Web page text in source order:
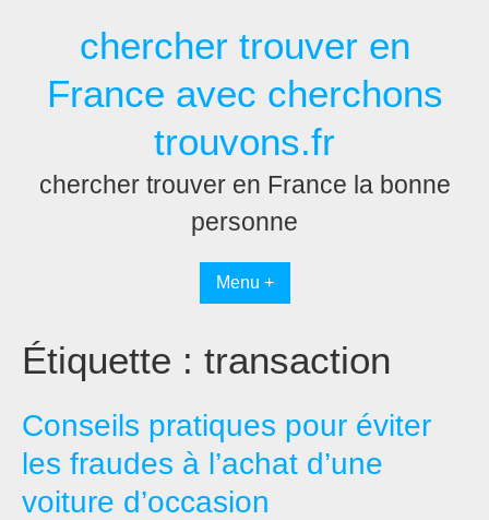
chercher trouver en
France avec cherchons
trouvons.fr
chercher trouver en France la bonne
personne
Menu +
Étiquette : transaction
Conseils pratiques pour éviter
les fraudes à l’achat d’une
voiture d’occasion